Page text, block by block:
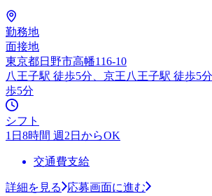
勤務地
面接地
東京都日野市高幡116-10
八王子駅 徒歩5分、京王八王子駅 徒歩5
歩5分
シフト
1日8時間 週2日からOK
交通費支給
詳細を見る
応募画面に進む